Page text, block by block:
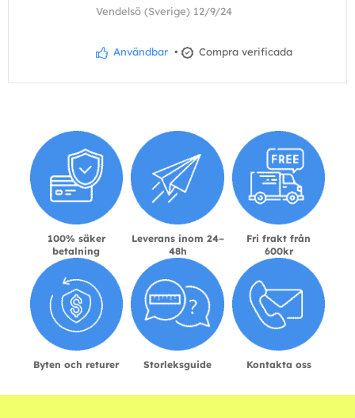
Vendelsö (Sverige) 12/9/24
Användbar • Compra verificada
100% säker
betalning
Leverans inom 24–
48h
Fri frakt från
600kr
Byten och returer Storleksguide Kontakta oss